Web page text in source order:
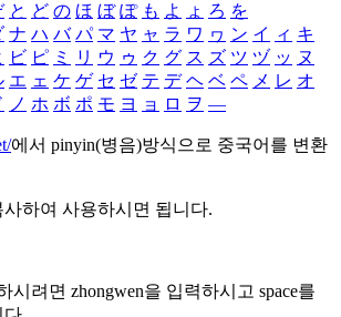
と ど の ほ ぼ ぽ も よ ょ ろ を
ナ ハ バ パ マ ヤ ャ ラ ワ ヮ ン イ ィ キ
ビ ピ ミ リ ウ ゥ ク グ ス ズ ツ ヅ ッ ヌ
エ ェ ケ ゲ セ ゼ テ デ ヘ ベ ペ メ レ オ
ノ ホ ボ ポ モ ヨ ョ ロ ヲ ―
에서 pinyin(병음)방식으로 중국어를 변환
하여 사용하시면 됩니다.
시려면 zhongwen을 입력하시고 space를